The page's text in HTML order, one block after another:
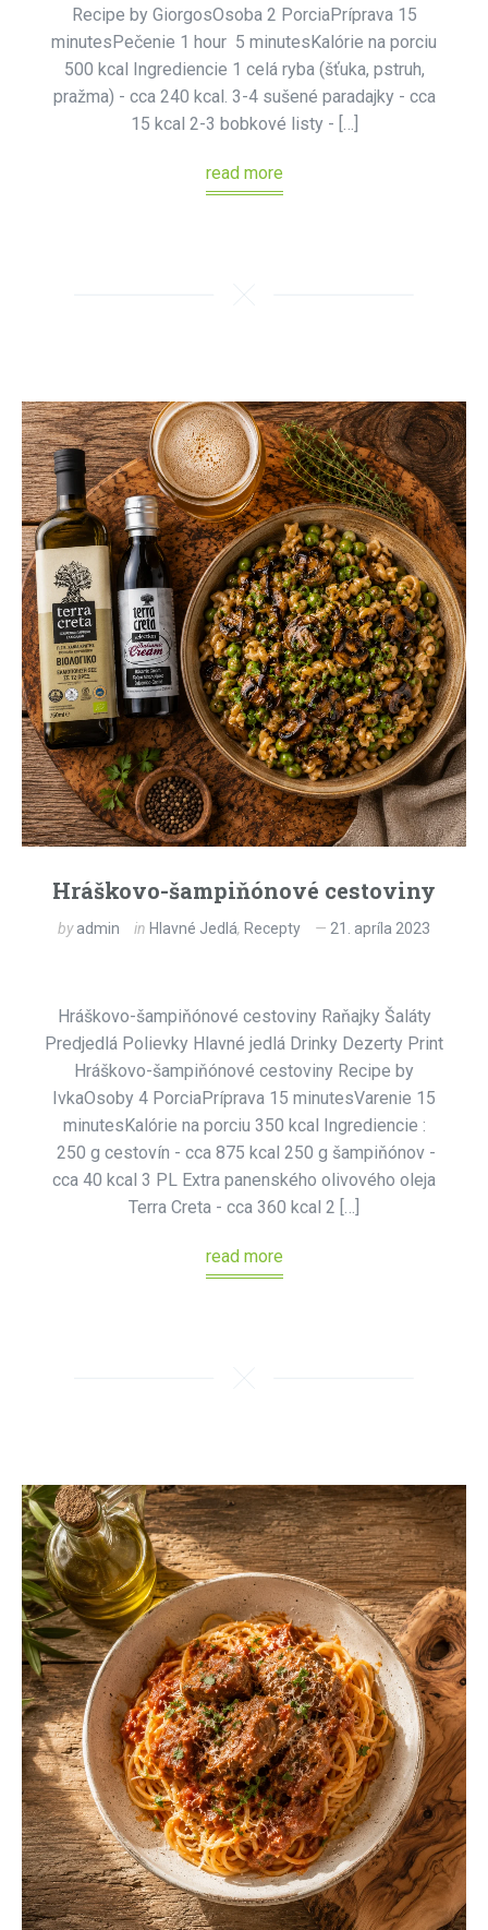
Recipe by GiorgosOsoba 2 PorciaPríprava 15
minutesPečenie 1 hour 5 minutesKalórie na porciu
500 kcal Ingrediencie 1 celá ryba (šťuka, pstruh,
pražma) - cca 240 kcal. 3-4 sušené paradajky - cca
15 kcal 2-3 bobkové listy - […]
read more
Hráškovo-šampiňónové cestoviny
byadmin in Hlavné Jedlá, Recepty 21. apríla 2023
Hráškovo-šampiňónové cestoviny Raňajky Šaláty
Predjedlá Polievky Hlavné jedlá Drinky Dezerty Print
Hráškovo-šampiňónové cestoviny Recipe by
IvkaOsoby 4 PorciaPríprava 15 minutesVarenie 15
minutesKalórie na porciu 350 kcal Ingrediencie :
250 g cestovín - cca 875 kcal 250 g šampiňónov -
cca 40 kcal 3 PL Extra panenského olivového oleja
Terra Creta - cca 360 kcal 2 […]
read more